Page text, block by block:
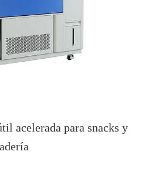
acelerada para snacks y